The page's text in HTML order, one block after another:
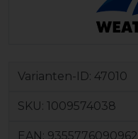
Varianten-ID: 47010
SKU: 1009574038
EAN: 9355776090962